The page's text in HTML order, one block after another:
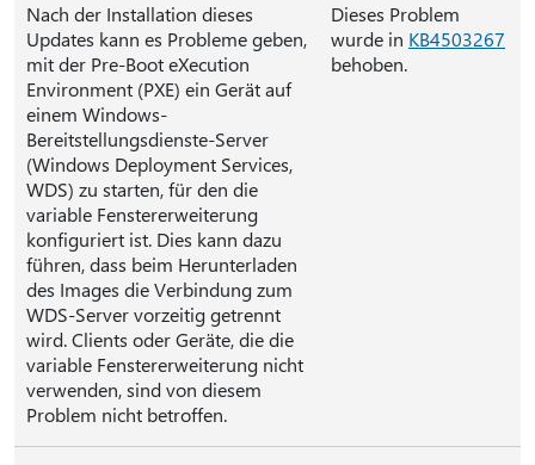
Nach der Installation dieses
Updates kann es Probleme geben,
mit der Pre-Boot eXecution
Environment (PXE) ein Gerät auf
einem Windows-
Bereitstellungsdienste-Server
(Windows Deployment Services,
WDS) zu starten, für den die
variable Fenstererweiterung
konfiguriert ist. Dies kann dazu
führen, dass beim Herunterladen
des Images die Verbindung zum
WDS-Server vorzeitig getrennt
wird. Clients oder Geräte, die die
variable Fenstererweiterung nicht
verwenden, sind von diesem
Problem nicht betroffen.
Dieses Problem
wurde in KB4503267
behoben.